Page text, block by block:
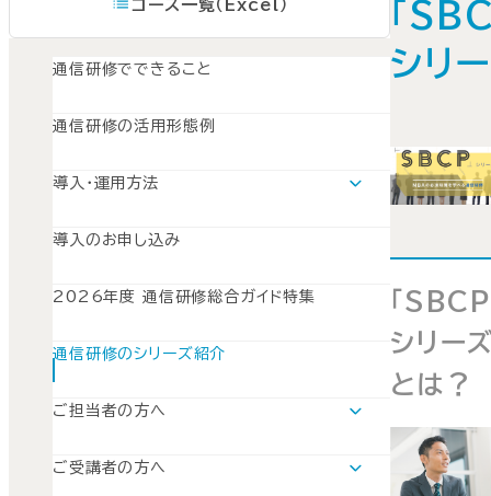
コース一覧（Excel）
通信研修でできること
通信研修の活用形態例
導入・運用方法
導入準備
開講と受講管理
導入のお申し込み
2026年度 通信研修総合ガイド特集
通信研修のシリーズ紹介
ご担当者の方へ
SuperGraceのご案内
ご受講者の方へ
「
シリ
「SBCP
シリー
とは？
SBCPと
は、